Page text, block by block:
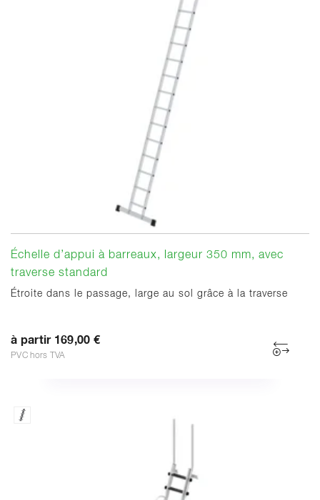
Échelle d’appui à barreaux, largeur 350 mm, avec
traverse standard
Étroite dans le passage, large au sol grâce à la traverse
à partir 169,00 €
PVC hors TVA